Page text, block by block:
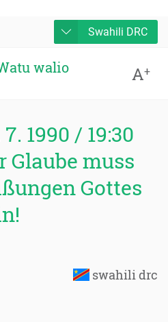
Swahili DRC
walio A+
1990 / 19:30
Glaube muss
Gottes
swahili drc